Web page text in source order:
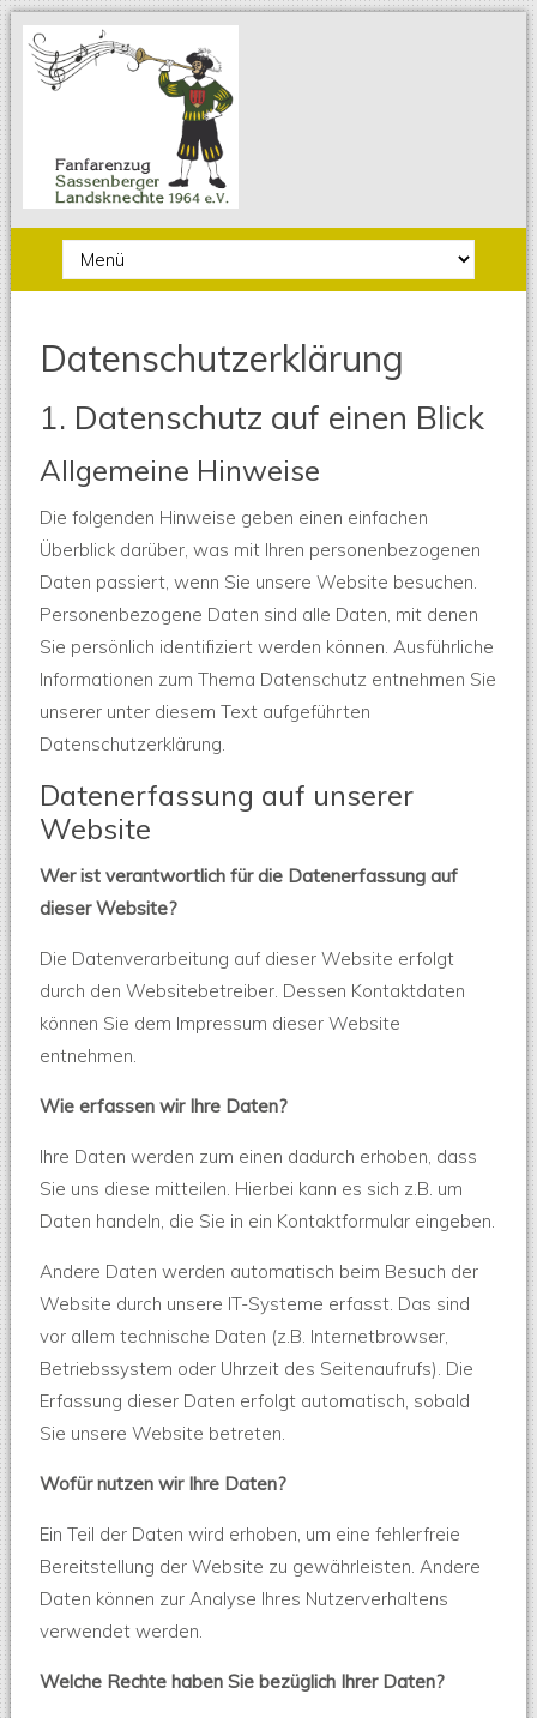
Zielseite
Datenschutzerklärung
1. Datenschutz auf einen Blick
Allgemeine Hinweise
Die folgenden Hinweise geben einen einfachen
Überblick darüber, was mit Ihren personenbezogenen
Daten passiert, wenn Sie unsere Website besuchen.
Personenbezogene Daten sind alle Daten, mit denen
Sie persönlich identifiziert werden können. Ausführliche
Informationen zum Thema Datenschutz entnehmen Sie
unserer unter diesem Text aufgeführten
Datenschutzerklärung.
Datenerfassung auf unserer
Website
Wer ist verantwortlich für die Datenerfassung auf
dieser Website?
Die Datenverarbeitung auf dieser Website erfolgt
durch den Websitebetreiber. Dessen Kontaktdaten
können Sie dem Impressum dieser Website
entnehmen.
Wie erfassen wir Ihre Daten?
Ihre Daten werden zum einen dadurch erhoben, dass
Sie uns diese mitteilen. Hierbei kann es sich z.B. um
Daten handeln, die Sie in ein Kontaktformular eingeben.
Andere Daten werden automatisch beim Besuch der
Website durch unsere IT-Systeme erfasst. Das sind
vor allem technische Daten (z.B. Internetbrowser,
Betriebssystem oder Uhrzeit des Seitenaufrufs). Die
Erfassung dieser Daten erfolgt automatisch, sobald
Sie unsere Website betreten.
Wofür nutzen wir Ihre Daten?
Ein Teil der Daten wird erhoben, um eine fehlerfreie
Bereitstellung der Website zu gewährleisten. Andere
Daten können zur Analyse Ihres Nutzerverhaltens
verwendet werden.
Welche Rechte haben Sie bezüglich Ihrer Daten?